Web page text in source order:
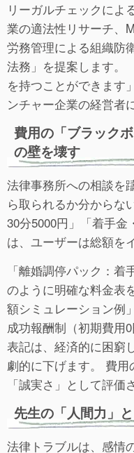
リーガルチェックによ
業の適法性リサーチ、
労務管理による組織防
法務」を提案します。
を持つことができます
ンチャー企業の経営者
費用の「ブラック
の壁を壊す
法律事務所への相談を
ら取られるか分からな
30分5000円」「着手
は、ユーザーは総額を
「離婚調停パック：着
のように明確な料金表
額シミュレーション例
成功報酬制（初期費用
表記は、経済的に困窮
劇的に下げます。 費
「誠実さ」として評価
先生の「人間力」
法律トラブルは、感情